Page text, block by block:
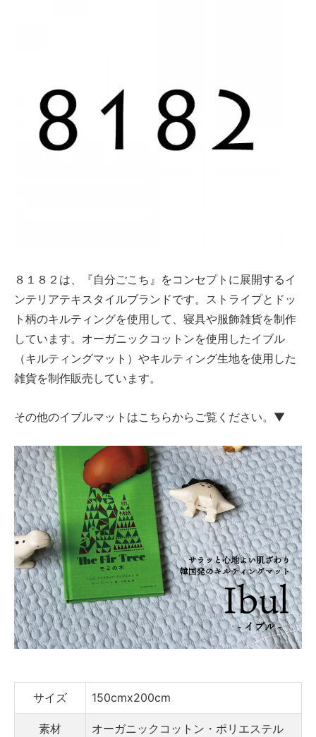
８１８２は、『自分ごこち』をコンセプトに展開するイ
ンテリアテキスタイルブランドです。ストライプとドッ
ト柄のキルティングを使用して、寝具や服飾雑貨を制作
しています。オーガニックコットンを使用したイブル
（キルティングマット）やキルティング生地を使用した
雑貨を制作販売しています。
その他のイブルマットはこちらからご覧ください。▼
サイズ 150cmx200cm
素材
オーガニックコットン・ポリエステル